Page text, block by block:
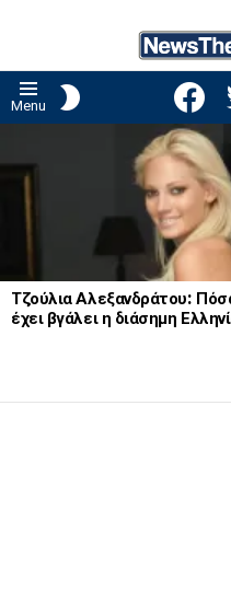
Menu
Τζούλια Αλεξανδράτου:
έχει βγάλει η διάσημη